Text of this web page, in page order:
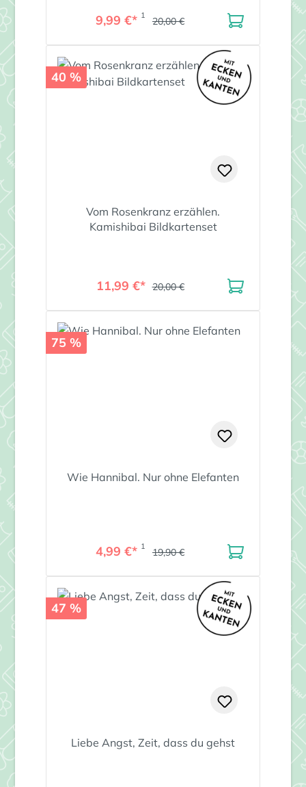
9,99 €* 1 20,00 €
40 %
Vom Rosenkranz erzählen.
Kamishibai Bildkartenset
11,99 €* 20,00 €
75 %
Wie Hannibal. Nur ohne Elefanten
4,99 €* 1 19,90 €
47 %
Liebe Angst, Zeit, dass du gehst